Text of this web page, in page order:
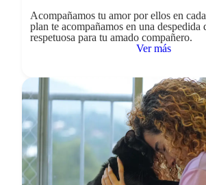
Acompañamos tu amor por ellos en
plan te acompañamos en una despedida
respetuosa para tu amado compañero.
Ver más